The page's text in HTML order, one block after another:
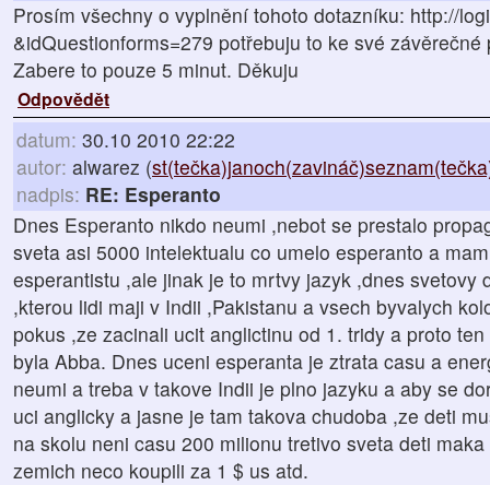
Prosím všechny o vyplnění tohoto dotazníku: http://
&idQuestionforms=279 potřebuju to ke své
Zabere to pouze 5 minut. Děkuju
Odpovědět
datum: 30.10 2010 22:22
autor: alwarez (
nadpis: RE: Esperanto
Dnes Esperanto nikdo neumi ,nebot se prestalo
sveta asi 5000 intelektualu co umelo esperanto a
esperantistu ,ale jinak je to mrtvy jazyk ,dnes svetovy
,kterou lidi maji v Indii ,Pakistanu a vsech byvalych
pokus ,ze zacinali ucit anglictinu od 1. tridy a proto
byla Abba. Dnes uceni esperanta je ztrata casu a
neumi a treba v takove Indii je plno jazyku a aby se
uci anglicky a jasne je tam takova chudoba ,ze deti
na skolu neni casu 200 milionu tretivo sveta deti
zemich neco koupili za 1 $ us atd.